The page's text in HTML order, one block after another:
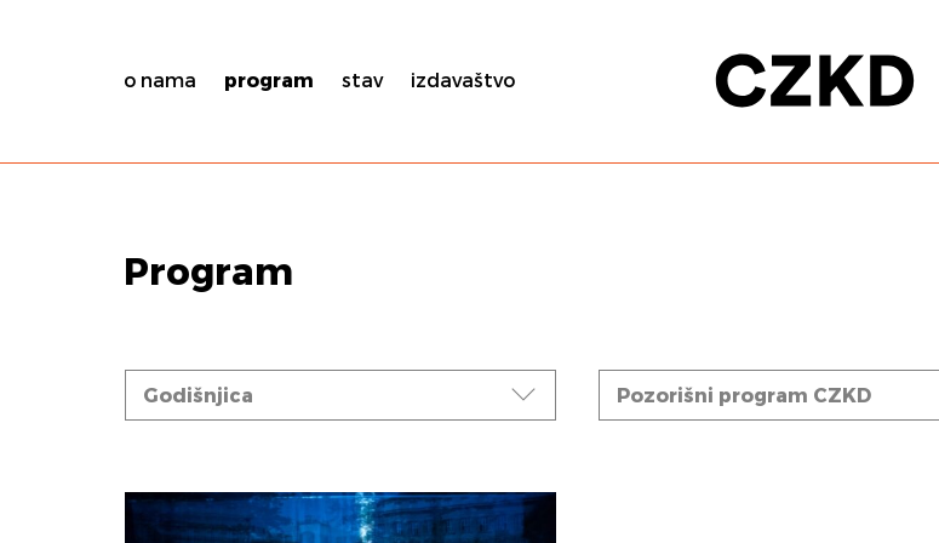
o nama program stav izdavaštvo
Program
Događaji
Godišnjica Ciklusi
Pozorišni program CZKD